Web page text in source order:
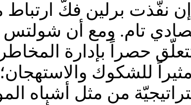
تام. ومع أن شولتس
تتعلّق حصراً بإدارة
للشكوك
من مثل أشباه